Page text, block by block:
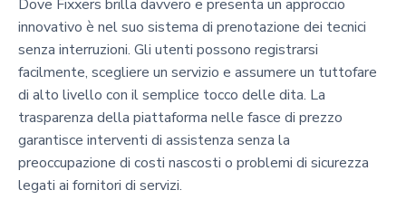
Dove Fixxers brilla davvero e presenta un approccio
innovativo è nel suo sistema di prenotazione dei tecnici
senza interruzioni. Gli utenti possono registrarsi
facilmente, scegliere un servizio e assumere un tuttofare
di alto livello con il semplice tocco delle dita. La
trasparenza della piattaforma nelle fasce di prezzo
garantisce interventi di assistenza senza la
preoccupazione di costi nascosti o problemi di sicurezza
legati ai fornitori di servizi.